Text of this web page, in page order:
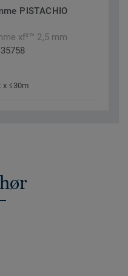
PISTACHIO
xf²™ 2,5 mm
x ≤30m